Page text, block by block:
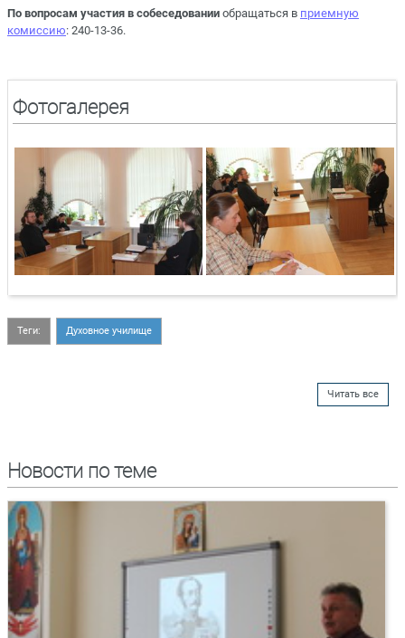
По вопросам участия в собеседовании обращаться в приемную
комиссию: 240-13-36.
Фотогалерея
Теги: Духовное училище
Читать все
Новости по теме